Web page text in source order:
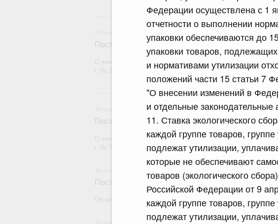
Федерации осуществлена с 1
отчетности о выполнении
упаковки обеспечиваются до
упаковки товаров,
и нормативами утилизации
положений части 15 статьи 7
"О внесении изменений в
и отдельные
11. Ставка экологического
каждой группе товаров,
подлежат утилизации,
которые не обеспечивают
товаров (экологического
Российской Федерации от 9
каждой группе товаров,
подлежат утилизации,
20 июля,
Постановление Правительства Российской
О внесении изменений в постановление Правительства
18 июля, суббота
Постановление Правительства Российской
О внесении изменений в постановление Правительства
Постановление Правительства Российской
Об авансировании государственных контрактов